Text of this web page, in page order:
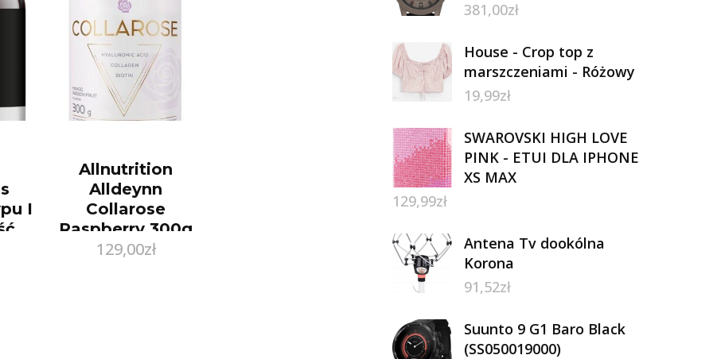
I
Allnutrition
Alldeynn
Collarose
Raspberry 300g
129,00zł
381,00zł
House - Crop top z
marszczeniami - Różowy
19,99zł
SWAROVSKI HIGH LOVE
PINK - ETUI DLA IPHONE
XS MAX
129,99zł
Antena Tv dookólna
Korona
91,52zł
Suunto 9 G1 Baro Black
(SS050019000)